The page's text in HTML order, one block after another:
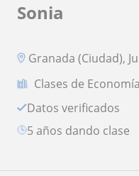
Sonia
Granada (Ciudad),
Clases de Economía
Datos verificados
5 años dando clase